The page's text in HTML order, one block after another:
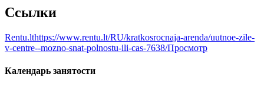
Ссылки
Rentu.lthttps://www.rentu.lt/RU/kratkosrocnaja-arenda/uutnoe-zile-
v-centre--mozno-snat-polnostu-ili-cas-7638/Просмотр
Календарь занятости